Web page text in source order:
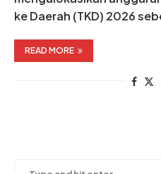
ke Daerah (TKD) 2026
READ MORE